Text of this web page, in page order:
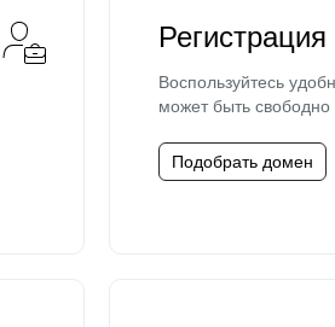
Воспользуйтесь
может быть
Подобрать домен